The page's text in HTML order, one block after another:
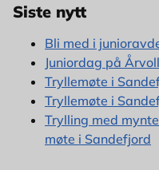
Siste nytt
Bli med i
Juniordag på
Tryllemøte i
Tryllemøte i
Trylling med
møte i Sandefjord